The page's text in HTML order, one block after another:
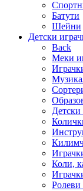
Батути
Шейни
Детски
Back
Меки
Детски
Коли,
Ролеви